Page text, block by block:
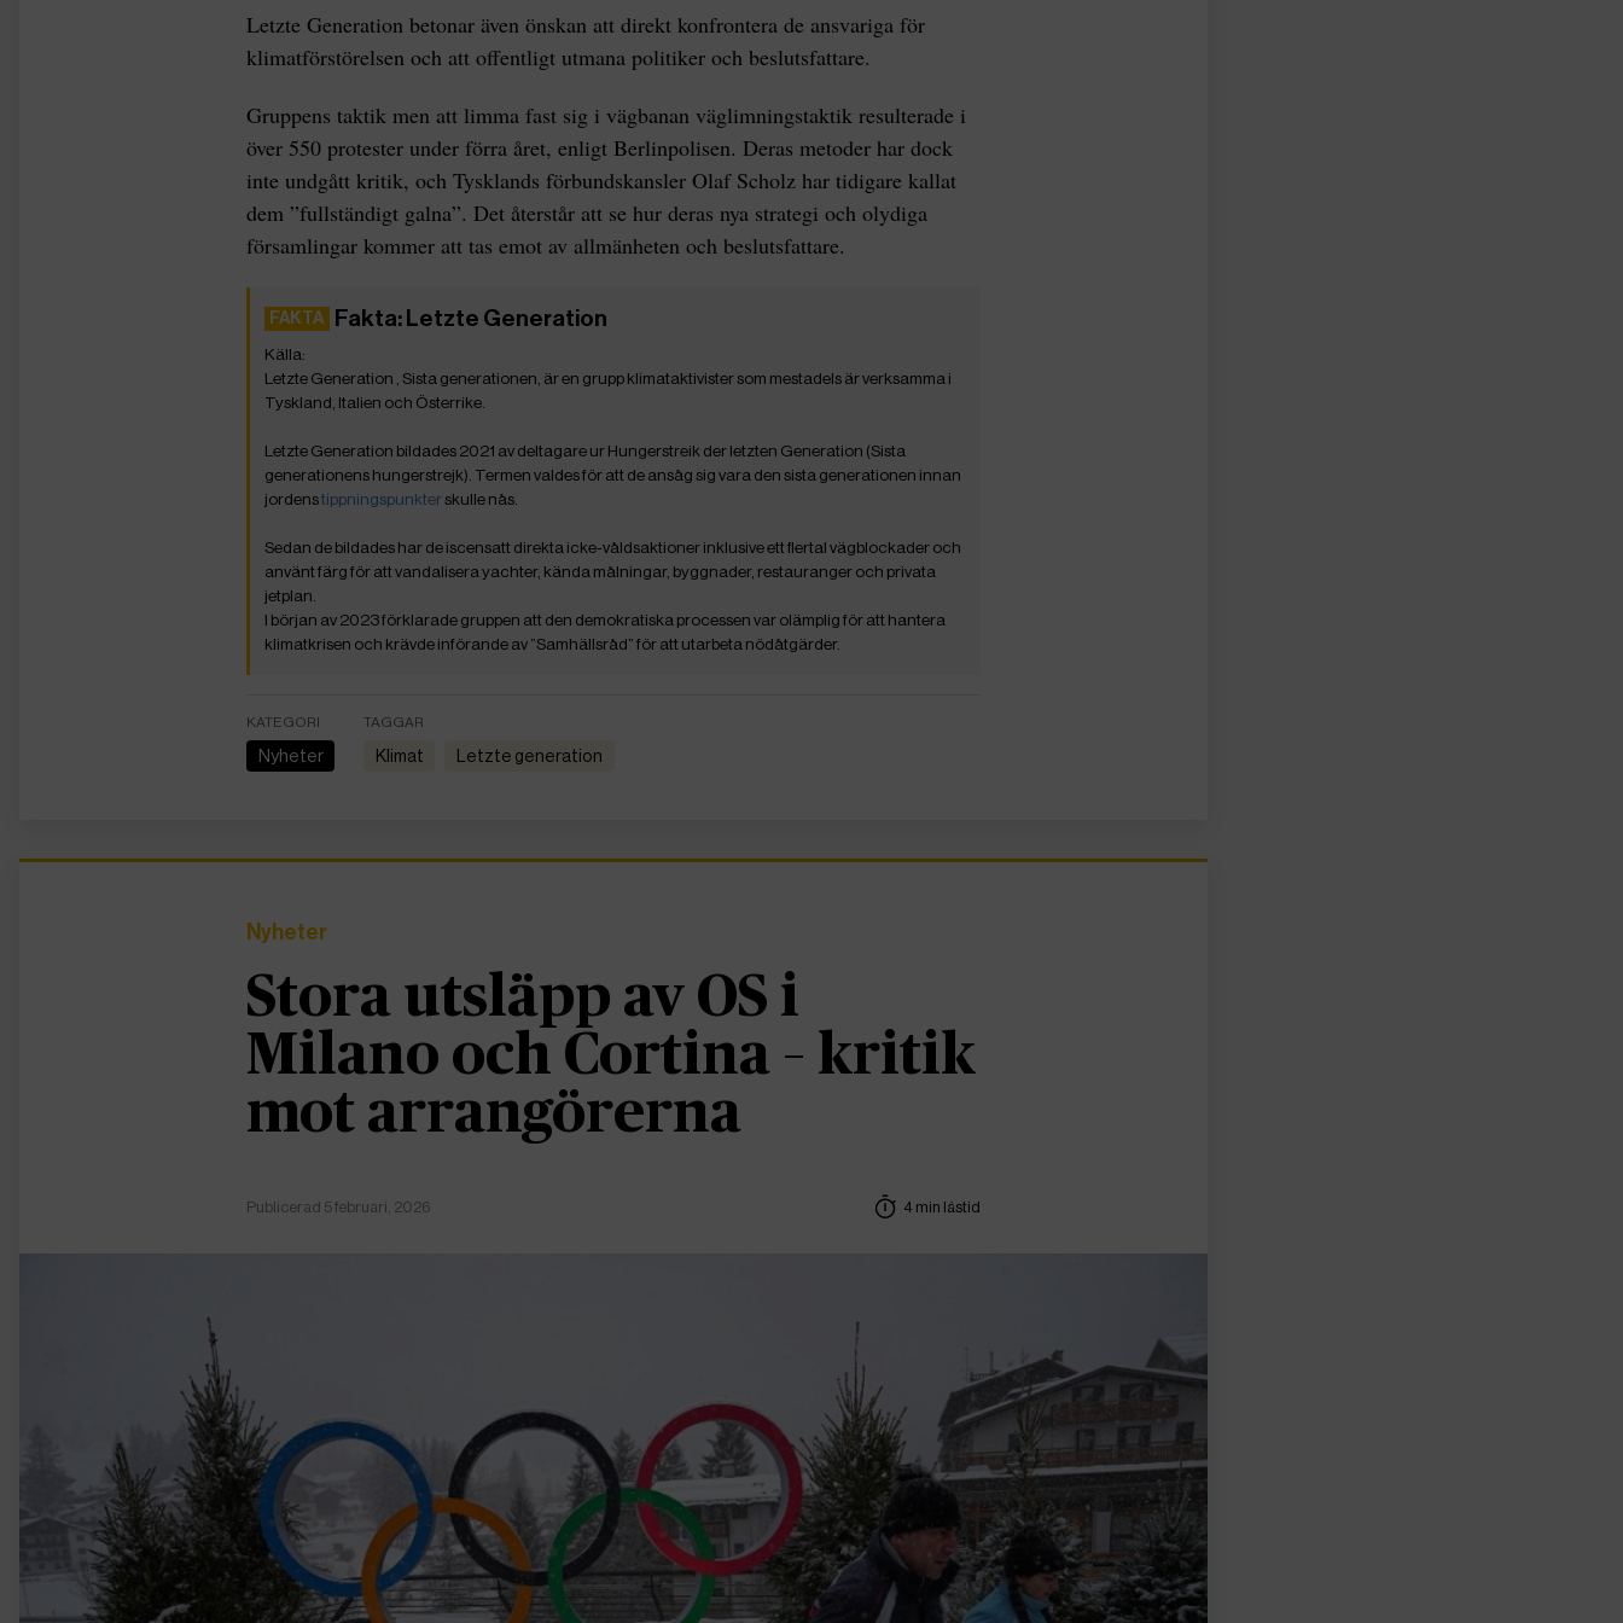
Letzte Generation betonar även önskan att direkt konfrontera de ansvariga för
klimatförstörelsen och att offentligt utmana politiker och beslutsfattare.
Gruppens taktik men att limma fast sig i vägbanan väglimningstaktik resulterade i
över 550 protester under förra året, enligt Berlinpolisen. Deras metoder har dock
inte undgått kritik, och Tysklands förbundskansler Olaf Scholz har tidigare kallat
dem ”fullständigt galna”. Det återstår att se hur deras nya strategi och olydiga
församlingar kommer att tas emot av allmänheten och beslutsfattare.
Fakta: Letzte Generation
Letzte Generation , Sista generationen, är en grupp klimataktivister som mestadels är verksamma i
Tyskland, Italien och Österrike.
Letzte Generation bildades 2021 av deltagare ur Hungerstreik der letzten Generation (Sista
generationens hungerstrejk). Termen valdes för att de ansåg sig vara den sista generationen innan
jordenstippningspunkterskulle nås.
Sedan de bildades har de iscensatt direkta icke-våldsaktioner inklusive ett flertal vägblockader och
använt färg för att vandalisera yachter, kända målningar, byggnader, restauranger och privata
jetplan.
I början av 2023 förklarade gruppen att den demokratiska processen var olämplig för att hantera
klimatkrisen och krävde införande av ”Samhällsråd” för att utarbeta nödåtgärder.
KATEGORI
Nyheter
TAGGAR
Klimat Letzte generation
Nyheter
Stora utsläpp av OS i
Milano och Cortina – kritik
mot arrangörerna
Publicerad 5 februari, 2026 4 min lästid